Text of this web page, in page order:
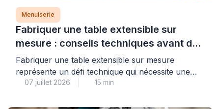
Menuiserie
Fabriquer une table extensible sur
mesure : conseils techniques avant de
se lancer
Fabriquer une table extensible sur mesure
représente un défi technique qui nécessite une
évaluation précise des contraintes mécaniques, en
d’extension et la résistance structurelle de
07 juillet 2026 15 min